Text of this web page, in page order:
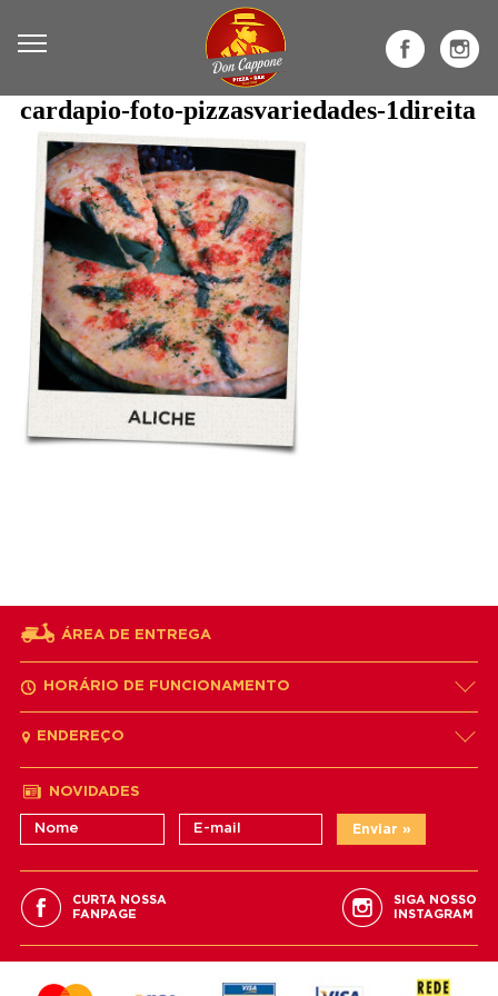
cardapio-foto-pizzasvariedades-1direita
ÁREA DE ENTREGA
HORÁRIO DE FUNCIONAMENTO
ENDEREÇO
NOVIDADES
CURTA NOSSA
FANPAGE
SIGA NOSSO
INSTAGRAM